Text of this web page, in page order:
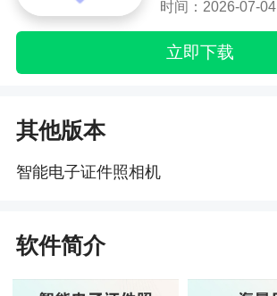
时间：2026-07-04
立即下载
其他版本
智能电子证件照相机
软件简介